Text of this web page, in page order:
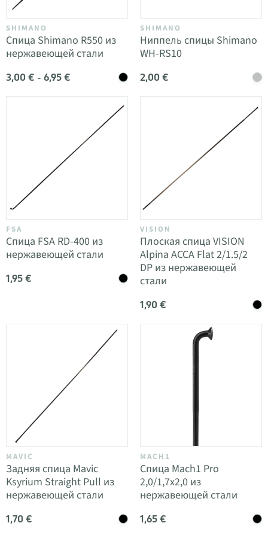
SHIMANO
Спица Shimano R550 из
нержавеющей стали
3,00 € - 6,95 €
SHIMANO
Ниппель спицы Shimano
WH-RS10
2,00 €
FSA
Спица FSA RD-400 из
нержавеющей стали
1,95 €
VISION
Плоская спица VISION
Alpina ACCA Flat 2/1.5/2
DP из нержавеющей
стали
1,90 €
MAVIC
Задняя спица Mavic
Ksyrium Straight Pull из
нержавеющей стали
1,70 €
MACH1
Спица Mach1 Pro
2,0/1,7x2,0 из
нержавеющей стали
1,65 €